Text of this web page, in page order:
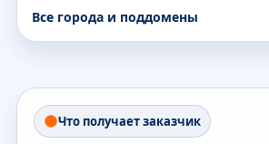
Все города и поддомены
Что получает заказчик